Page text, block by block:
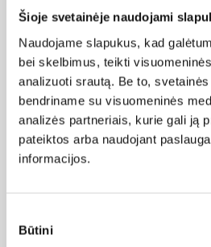
Šioje svetainėje naudojami
Naudojame slapukus, kad
bei skelbimus, teikti
analizuoti srautą. Be to,
bendriname su visuomeninės
analizės partneriais, kurie gali ją
pateiktos arba naudojant
informacijos.
pasirinkimas
Būtini
Pagal abėcėlę:
Rezultatų